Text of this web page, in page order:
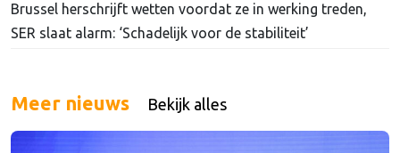
Brussel herschrijft wetten voordat ze in werking treden,
SER slaat alarm: ‘Schadelijk voor de stabiliteit’
Meer nieuws Bekijk alles